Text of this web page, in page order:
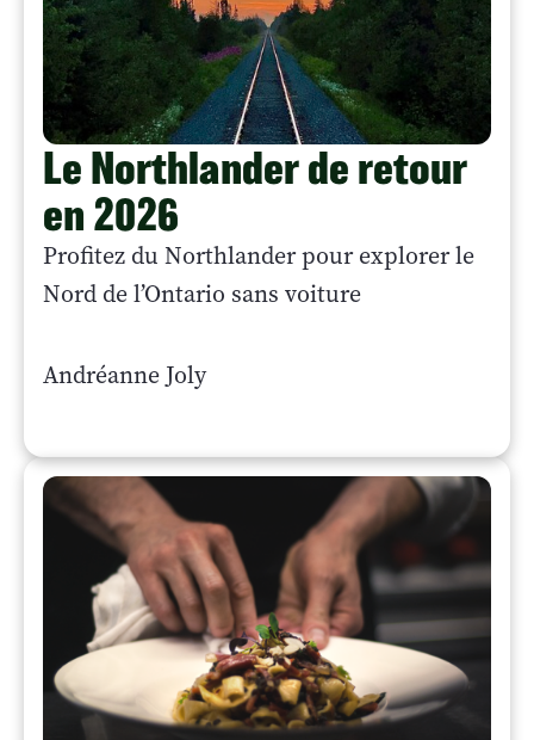
Le Northlander de retour
en 2026
Profitez du Northlander pour explorer le
Nord de l’Ontario sans voiture
Andréanne Joly